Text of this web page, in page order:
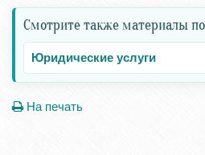
Смотрите также материалы
Юридические услуги
На печать